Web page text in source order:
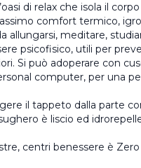
di relax che isola il
comfort termico,
allungarsi, meditare,
psicofisico, utili per
Si può adoperare con
computer, per una
il tappeto dalla parte
è liscio ed
centri benessere è